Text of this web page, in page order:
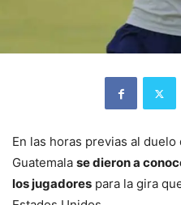
En las horas previas al
Guatemala se dieron a
los jugadores para la gira